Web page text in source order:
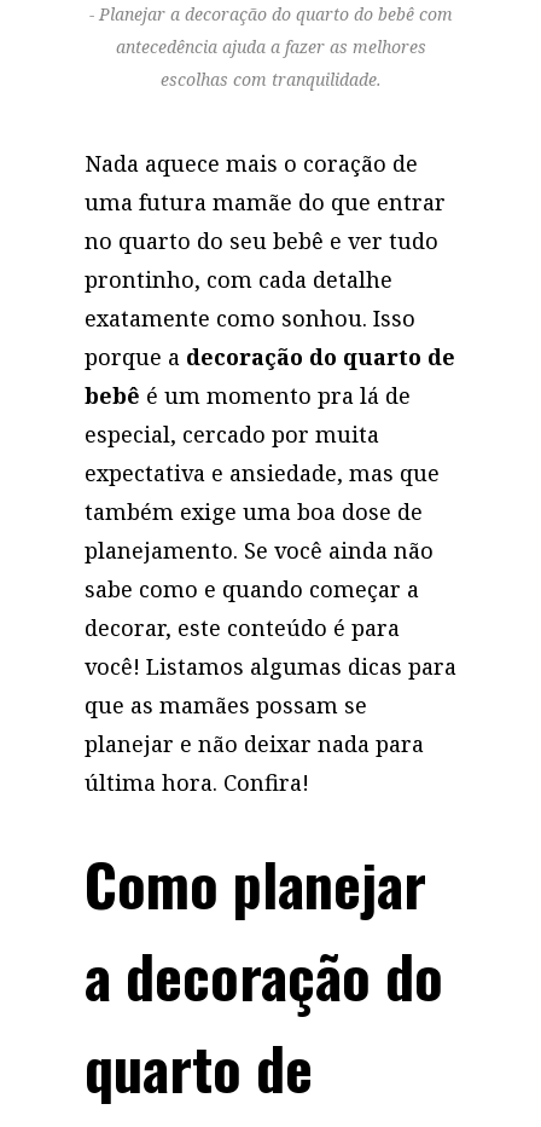
Planejar a decoração do quarto do bebê com
antecedência ajuda a fazer as melhores
escolhas com tranquilidade.
Nada aquece mais o coração de
uma futura mamãe do que entrar
no quarto do seu bebê e ver tudo
prontinho, com cada detalhe
exatamente como sonhou. Isso
porque a decoração do quarto de
bebê é um momento pra lá de
especial, cercado por muita
expectativa e ansiedade, mas que
também exige uma boa dose de
planejamento. Se você ainda não
sabe como e quando começar a
decorar, este conteúdo é para
você! Listamos algumas dicas para
que as mamães possam se
planejar e não deixar nada para
última hora. Confira!
Como planejar
a decoração do
quarto de